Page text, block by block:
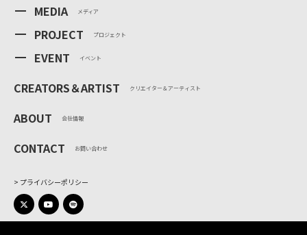
MEDIA メディア
PROJECT プロジェクト
EVENT イベント
CREATORS＆ARTIST クリエイター＆アーティスト
ABOUT 会社情報
CONTACT お問い合わせ
プライバシーポリシー